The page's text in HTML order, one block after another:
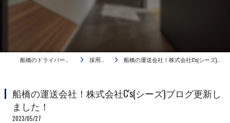
採用ブログ 船橋の運送会社！株式会社C's(シーズ)ブログ更新しました！
船橋の運送会社！株式会社C's(シーズ)ブログ更新し
ました！
2023/05/27